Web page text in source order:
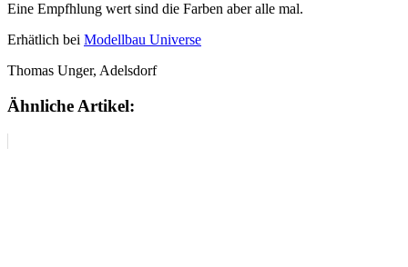
Eine Empfhlung wert sind die Farben aber alle mal.
Erhätlich bei Modellbau Universe
Thomas Unger, Adelsdorf
Ähnliche Artikel: